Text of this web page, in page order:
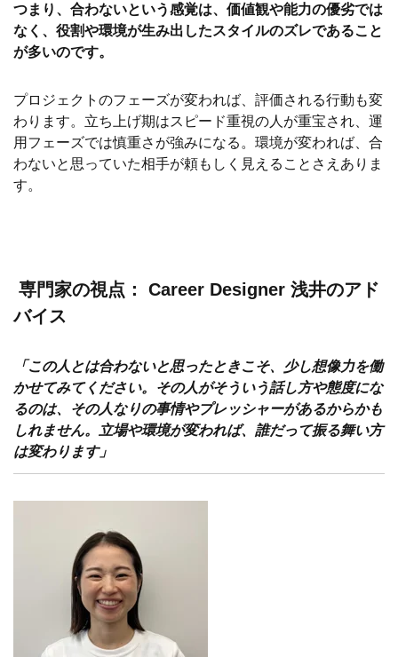
つまり、合わないという感覚は、価値観や能力の優劣では
なく、役割や環境が生み出したスタイルのズレであること
が多いのです。
プロジェクトのフェーズが変われば、評価される行動も変
わります。立ち上げ期はスピード重視の人が重宝され、運
用フェーズでは慎重さが強みになる。環境が変われば、合
わないと思っていた相手が頼もしく見えることさえありま
す。
専門家の視点：
Career Designer 浅井のアド
バイス
「この人とは合わないと思ったときこそ、少し想像力を働
かせてみてください。その人がそういう話し方や態度にな
るのは、その人なりの事情やプレッシャーがあるからかも
しれません。立場や環境が変われば、誰だって振る舞い方
は変わります」